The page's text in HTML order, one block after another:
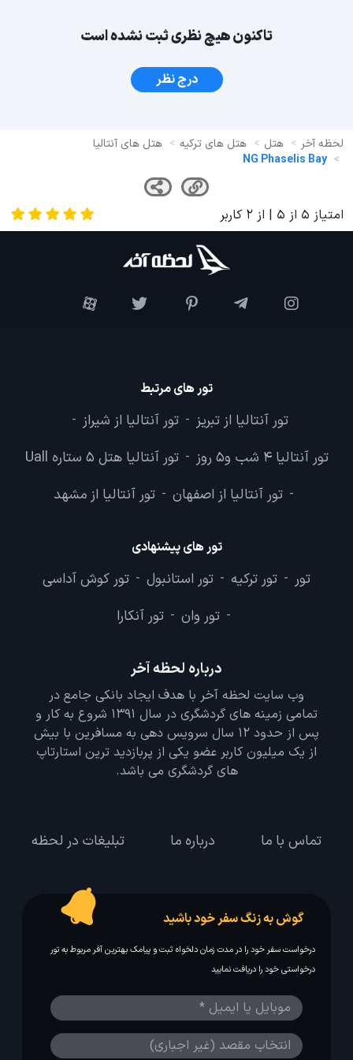
تاکنون هیچ نظری ثبت نشده است
درج نظر
لحظه آخر هتل هتل های ترکیه
هتل های آنتالیا
NG Phaselis Bay
امتیاز 5 از 5 | از 2 کاربر
تور های مرتبط
تور آنتالیا از تبریز - تور آنتالیا از شیراز -
تور آنتالیا 4 شب و5 روز - تور آنتالیا هتل 5 ستاره Uall
- تور آنتالیا از اصفهان - تور آنتالیا از مشهد
تور های پیشنهادی
تور - تور ترکیه - تور استانبول - تور کوش آداسی
- تور وان - تور آنکارا
درباره لحظه آخر
وب سایت لحظه آخر با هدف ایجاد بانکی جامع در
تمامی زمینه های گردشگری در سال 1391 شروع به کار و
پس از حدود 12 سال سرویس دهی به مسافرین با بیش
از یک میلیون کاربر عضو یکی از پربازدید ترین استارتاپ
های گردشگری می باشد.
تماس با ما درباره ما تبلیغات در لحظه
گوش به زنگ سفر خود باشید
درخواست سفر خود را در مدت زمان دلخواه ثبت و پیامک بهترین آفر مربوط به تور
درخواستی خود را دریافت نمایید